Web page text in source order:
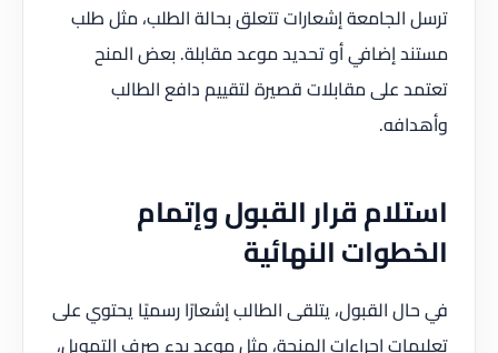
ترسل الجامعة إشعارات تتعلق بحالة الطلب، مثل طلب
مستند إضافي أو تحديد موعد مقابلة. بعض المنح
تعتمد على مقابلات قصيرة لتقييم دافع الطالب
وأهدافه.
استلام قرار القبول وإتمام
الخطوات النهائية
في حال القبول، يتلقى الطالب إشعارًا رسميًا يحتوي على
تعليمات إجراءات المنحة، مثل موعد بدء صرف التمويل،